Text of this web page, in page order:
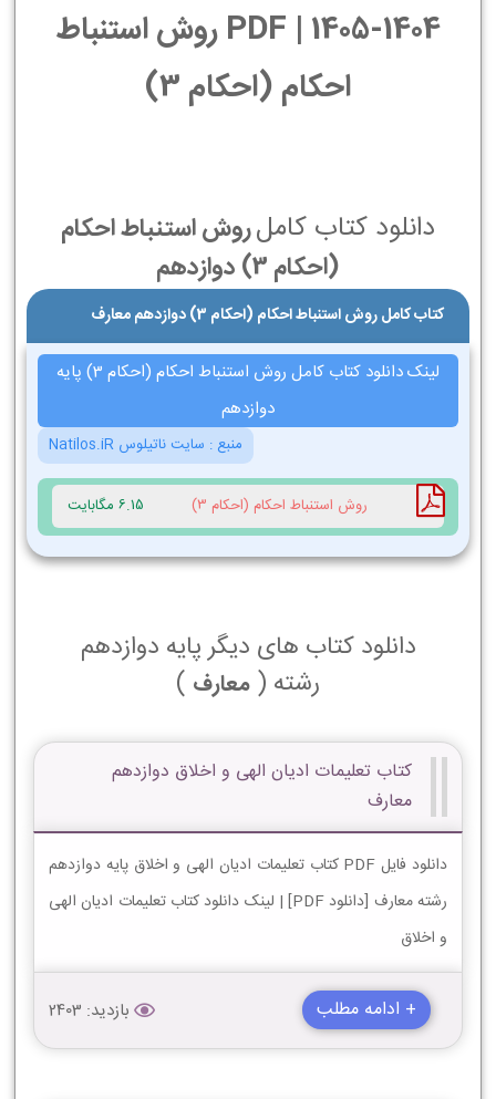
1404-1405 | PDF روش استنباط
احکام (احکام 3)
دانلود کتاب کاملروش استنباط احکام
(احکام 3) دوازدهم
کتاب کامل روش استنباط احکام (احکام 3) دوازدهم معارف
لینک دانلود کتاب کامل روش استنباط احکام (احکام 3) پایه
دوازدهم
منبع : سایت ناتیلوس Natilos.iR
روش استنباط احکام (احکام 3) 6.15 مگابایت
دانلود کتاب های دیگر پایه دوازدهم
رشته ( معارف )
کتاب تعلیمات ادیان الهی و اخلاق دوازدهم
معارف
دانلود فایل PDF کتاب تعلیمات ادیان الهی و اخلاق پایه دوازدهم
رشته معارف [دانلود PDF] | لینک دانلود کتاب تعلیمات ادیان الهی
و اخلاق
+ ادامه مطلب بازدید: 2403